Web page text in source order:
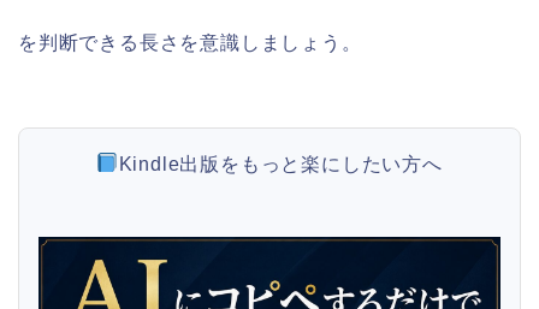
を判断できる長さを意識しましょう。
Kindle出版をもっと楽にしたい方へ